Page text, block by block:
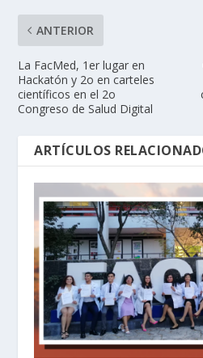
ANTERIOR
La FacMed, 1er lugar en
Hackatón y 2o en carteles
científicos en el 2o
Congreso de Salud Digital
ARTÍCULOS